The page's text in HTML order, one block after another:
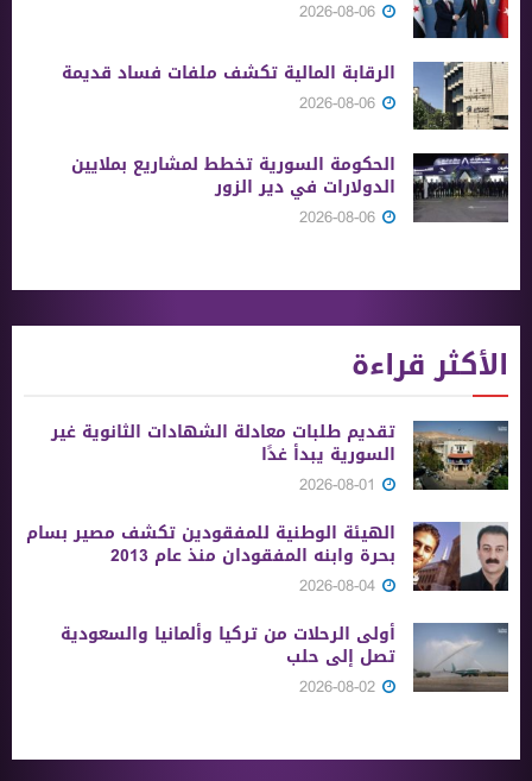
الرقابة المالية تكشف ملفات فساد قديمة
الحكومة السورية تخطط لمشاريع بملايين
الدولارات في دير الزور
الأكثر قراءة
تقديم طلبات معادلة الشهادات الثانوية ‏غير
السورية يبدأ غدًا
الهيئة الوطنية للمفقودين تكشف مصير بسام
بحرة وابنه المفقودان منذ عام 2013
أولى الرحلات من ‏تركيا وألمانيا والسعودية
تصل إلى حلب